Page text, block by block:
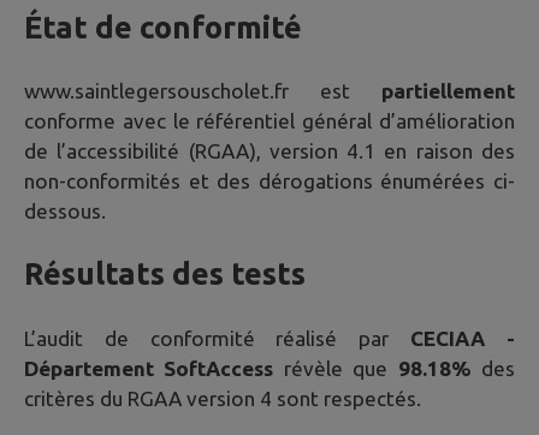
État de conformité
www.saintlegersouscholet.fr est partiellement
conforme avec le référentiel général d’amélioration
de l’accessibilité (RGAA), version 4.1 en raison des
non-conformités et des dérogations énumérées ci-
dessous.
Résultats des tests
L’audit de conformité réalisé par CECIAA -
Département SoftAccess révèle que 98.18% des
critères du RGAA version 4 sont respectés.